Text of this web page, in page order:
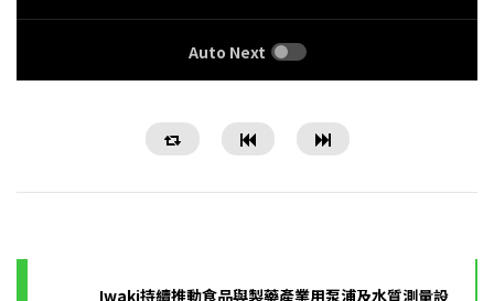
Auto Next
Iwaki持續推動食品與製藥產業用泵浦及水質測量設